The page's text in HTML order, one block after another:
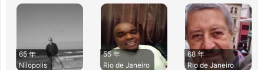
65 年
Nilopolis
55 年
Rio de Janeiro
68 年
Rio de Janeiro